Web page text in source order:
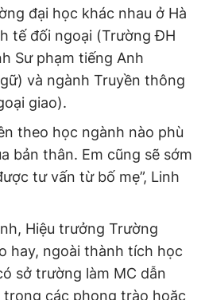
đại học khác nhau ở Hà
tế đối ngoại (Trường ĐH
Sư phạm tiếng Anh
và ngành Truyền thông
giao).
theo học ngành nào phù
bản thân. Em cũng sẽ sớm
tư vấn từ bố mẹ”, Linh
Hiệu trưởng Trường
hay, ngoài thành tích học
sở trường làm MC dẫn
các phong trào hoặc